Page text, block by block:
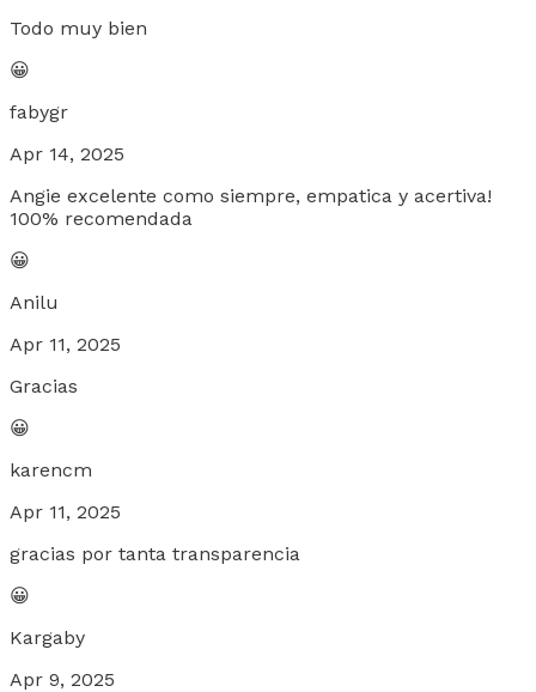
Todo muy bien
😀
fabygr
Apr 14, 2025
Angie excelente como siempre, empatica y acertiva!
100% recomendada
😀
Anilu
Apr 11, 2025
Gracias
😀
karencm
Apr 11, 2025
gracias por tanta transparencia
😀
Kargaby
Apr 9, 2025